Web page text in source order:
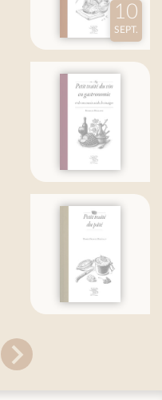
du vin en gastronomie
cousin acide, le vinaigre
du pâté